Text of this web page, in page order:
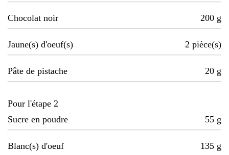
Chocolat noir 200 g
Jaune(s) d'oeuf(s) 2 pièce(s)
Pâte de pistache 20 g
Pour l'étape 2
Sucre en poudre
55 g
Blanc(s) d'oeuf 135 g